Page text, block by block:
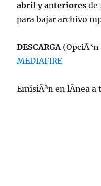
abril y anterioresde
para bajar archivo
DESCARGA
MEDIAFIRE
EmisiÃ³n en lÃ­nea